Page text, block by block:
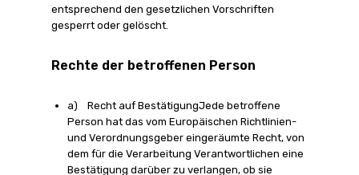
entsprechend den gesetzlichen Vorschriften
gesperrt oder gelöscht.
Rechte der betroffenen Person
a) Recht auf BestätigungJede betroffene
Person hat das vom Europäischen Richtlinien-
und Verordnungsgeber eingeräumte Recht, von
dem für die Verarbeitung Verantwortlichen eine
Bestätigung darüber zu verlangen, ob sie